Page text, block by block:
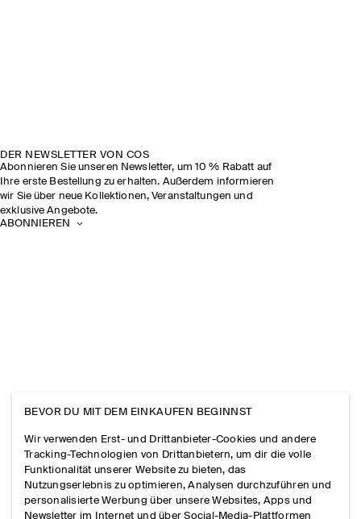
DER NEWSLETTER VON COS
Abonnieren Sie unseren Newsletter, um 10 % Rabatt auf
Ihre erste Bestellung zu erhalten. Außerdem informieren
wir Sie über neue Kollektionen, Veranstaltungen und
exklusive Angebote.
ABONNIEREN
BEVOR DU MIT DEM EINKAUFEN BEGINNST
Wir verwenden Erst- und Drittanbieter-Cookies und andere
Tracking-Technologien von Drittanbietern, um dir die volle
Funktionalität unserer Website zu bieten, das
Nutzungserlebnis zu optimieren, Analysen durchzuführen und
personalisierte Werbung über unsere Websites, Apps und
Newsletter im Internet und über Social-Media-Plattformen